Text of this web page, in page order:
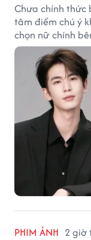
Chưa chính thức
tâm điểm chú ý
chọn nữ chính
PHIM ẢNH 2 giờ